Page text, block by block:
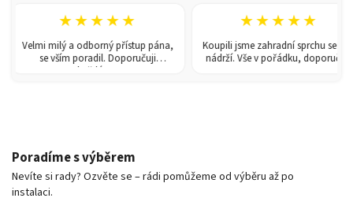
★★★★★
Velmi milý a odborný přístup pána,
se vším poradil. Doporučuji
každému!
★★★★★
Koupili jsme zahradní sprchu se 150l
nádrží. Vše v pořádku, doporučuji.
Poradíme s výběrem
Nevíte si rady? Ozvěte se – rádi pomůžeme od výběru až po
instalaci.